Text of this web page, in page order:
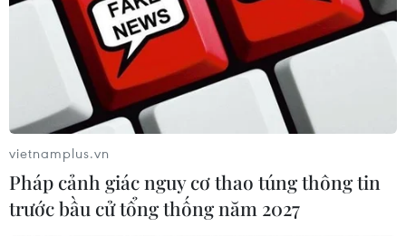
vietnamplus.vn
Pháp cảnh giác nguy cơ thao túng thông tin
trước bầu cử tổng thống năm 2027